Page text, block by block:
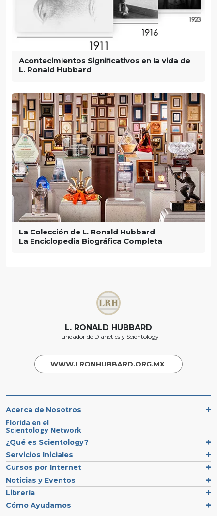
Acontecimientos Signiﬁcativos en la vida de
L. Ronald Hubbard
La Colección de L. Ronald Hubbard
La Enciclopedia Biográfica Completa
L. RONALD HUBBARD
Fundador de Dianetics y Scientology
WWW.LRONHUBBARD.ORG.MX
Acerca de Nosotros
Florida en el
Scientology Network
¿Qué es Scientology?
Servicios Iniciales
Cursos por Internet
Noticias y Eventos
Librería
Cómo Ayudamos